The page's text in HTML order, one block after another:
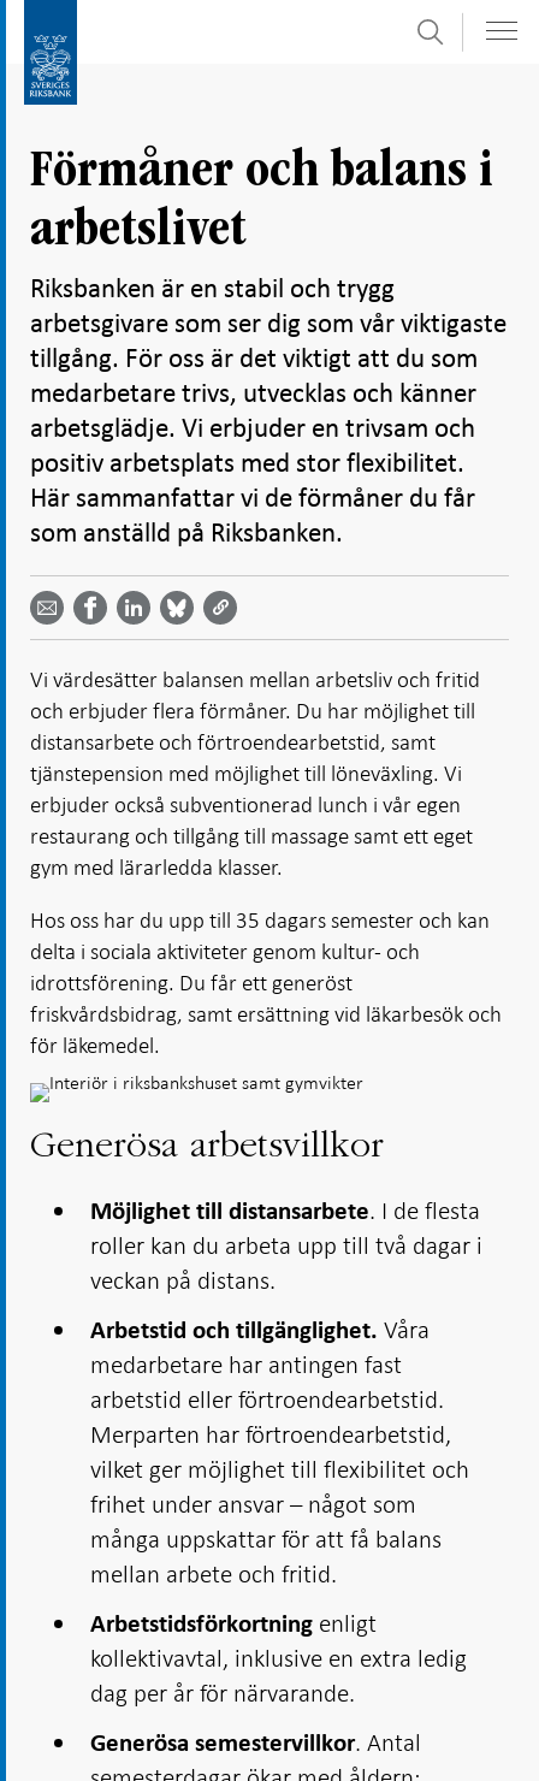
direkt
undersidor
Sök
Förmåner och balans i
arbetslivet
Riksbanken är en stabil och trygg
arbetsgivare som ser dig som vår viktigaste
tillgång. För oss är det viktigt att du som
medarbetare trivs, utvecklas och känner
arbetsglädje. Vi erbjuder en trivsam och
positiv arbetsplats med stor flexibilitet.
Här sammanfattar vi de förmåner du får
som anställd på Riksbanken.
Dela
email -
Öppnas
i ny flik
Dela på
Facebook
- Öppnas
Dela på
LinkedIn
-
Öppnas
i ny flik
på
Bluesky
-
i ny flik
på
Twitter
-
i ny flik
Vi värdesätter balansen mellan arbetsliv och fritid
och erbjuder flera förmåner. Du har möjlighet till
distansarbete och förtroendearbetstid, samt
tjänstepension med möjlighet till löneväxling. Vi
erbjuder också subventionerad lunch i vår egen
restaurang och tillgång till massage samt ett eget
gym med lärarledda klasser.
Hos oss har du upp till 35 dagars semester och kan
delta i sociala aktiviteter genom kultur- och
idrottsförening. Du får ett generöst
friskvårdsbidrag, samt ersättning vid läkarbesök och
för läkemedel.
Generösa arbetsvillkor
Möjlighet till distansarbete. I de flesta
roller kan du arbeta upp till två dagar i
veckan på distans.
Arbetstid och tillgänglighet. Våra
medarbetare har antingen fast
arbetstid eller förtroendearbetstid.
Merparten har förtroendearbetstid,
vilket ger möjlighet till flexibilitet och
frihet under ansvar – något som
många uppskattar för att få balans
mellan arbete och fritid.
Arbetstidsförkortning enligt
kollektivavtal, inklusive en extra ledig
dag per år för närvarande.
Generösa semestervillkor. Antal